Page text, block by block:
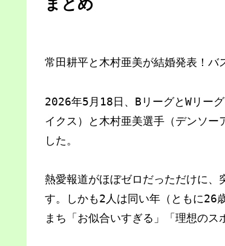
常田耕平と木村亜美が結婚発表！バ
2026年5月18日、BリーグとWリー
イクス）と木村亜美選手（デンソ
した。
熱愛報道がほぼゼロだっただけに、
す。しかも2人は同い年（ともに26
まち「お似合いすぎる」「理想のス